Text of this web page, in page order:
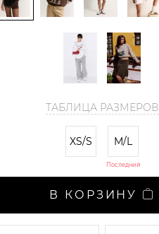
ТАБЛИЦА РАЗМЕРОВ
XS/S M/L
Последний
В КОРЗИНУ